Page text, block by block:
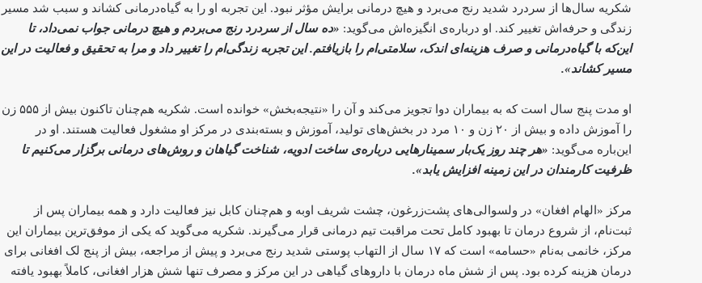
شکریه سال‌ها از سردرد شدید رنج می‌برد و هیچ درمانی برایش مؤثر نبود. این تجربه او را به گیاه‌درمانی کشاند و سبب شد مسیر
زندگی و حرفه‌اش تغییر کند. او درباره‌ی انگیزه‌اش می‌گوید: «ده سال از سردرد رنج می‌بردم و هیچ درمانی جواب نمی‌داد، تا
این‌که با گیاه‌درمانی و صرف هزینه‌ای اندک، سلامتی‌ام را باز‌یافتم. این تجربه زندگی‌ام را تغییر داد و مرا به تحقیق و فعالیت در این
مسیر کشاند».
او مدت پنج سال است که به بیماران دوا تجویز می‌کند و آن‌ را «نتیجه‌بخش» خوانده است. شکریه هم‌چنان تاکنون بیش از ۵۵۵ زن
را آموزش داده و بیش از ۲۰ زن و ۱۰ مرد در بخش‌های تولید، آموزش و بسته‌بندی در مرکز او مشغول فعالیت هستند. او در
این‌باره می‌گوید: «هر چند روز یک‌بار سمینارهایی درباره‌ی ساخت ادویه، شناخت گیاهان و روش‌های درمانی برگزار می‌کنیم تا
ظرفیت کارمندان در این زمینه افزایش یابد».
مرکز «الهام افغان» در ولسوالی‌های پشت‌زرغون، چشت شریف اوبه و هم‌چنان کابل نیز فعالیت دارد و همه بیماران پس از
ثبت‌نام، از شروع درمان تا بهبود کامل تحت مراقبت تیم درمانی قرار می‌گیرند. شکریه می‌‌گوید که یکی از موفق‌ترین بیماران این
مرکز، خانمی به‌نام «حسامه» است که ۱۷ سال از التهاب پوستی شدید رنج می‌برد و پیش از مراجعه، بیش از پنج لک افغانی برای
درمان هزینه کرده بود. پس از شش ماه درمان با داروهای گیاهی در این مرکز و مصرف تنها شش هزار افغانی، کاملاً بهبود یافته